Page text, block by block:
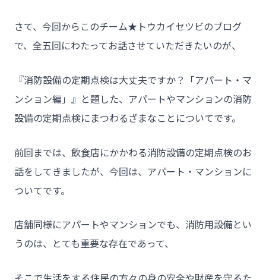
さて、今回からこのチーム★トウカイセツビのブログ
で、全五回にわたってお話させていただきたいのが、
『消防設備の定期点検は大丈夫ですか？「アパート・マ
ンション編」』と題した、アパートやマンションの消防
設備の定期点検にまつわるざまなことについてです。
前回までは、飲食店にかかわる消防設備の定期点検のお
話をしてきましたが、今回は、アパート・マンションに
ついてです。
店舗同様にアパートやマンションでも、消防用設備とい
うのは、とても重要な存在であって、